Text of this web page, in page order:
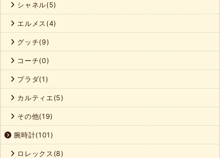
シャネル(5)
エルメス(4)
グッチ(9)
コーチ(0)
プラダ(1)
カルティエ(5)
その他(19)
腕時計(101)
ロレックス(8)